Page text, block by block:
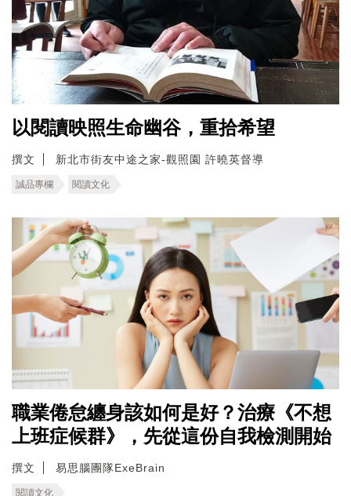
以閱讀映照生命幽谷，重拾希望
撰文 新北市街友中途之家-觀照園 許曉英督導
誠品專欄 閱讀文化
職業倦怠纏身該如何是好？治療《不想
上班症候群》，先從這份自我檢測開始
撰文 易思腦團隊ExeBrain
閱讀文化